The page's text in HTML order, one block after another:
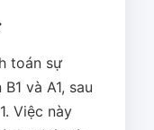
toán sự
và A1, sau
Việc này